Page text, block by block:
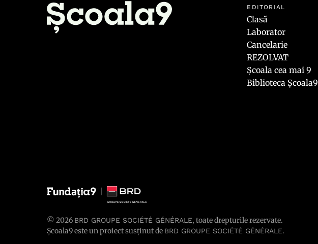
EDITORIAL
Clasă
Laborator
Cancelarie
REZOLVAT
Școala cea mai 9
Biblioteca Școala9
© 2026 BRD GROUPE SOCIÉTÉ GÉNÉRALE, toate drepturile rezervate.
Școala9 este un proiect susținut de BRD GROUPE SOCIÉTÉ GÉNÉRALE.